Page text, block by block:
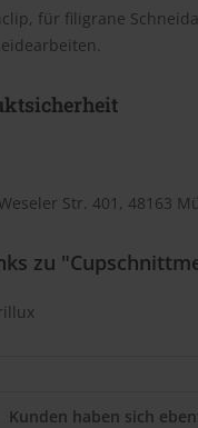
für filigrane
Str. 401, 48163
zu
Kunden haben sich